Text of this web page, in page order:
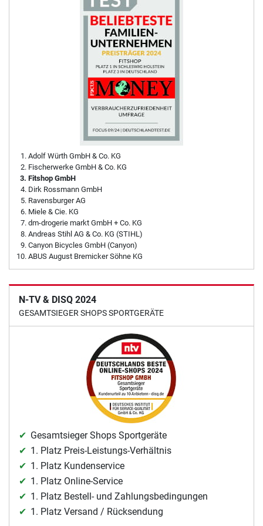
Adolf Würth GmbH & Co. KG
Fischerwerke GmbH & Co. KG
Fitshop GmbH
Dirk Rossmann GmbH
Ravensburger AG
Miele & Cie. KG
dm-drogerie markt GmbH + Co. KG
Andreas Stihl AG & Co. KG (STIHL)
Canyon Bicycles GmbH (Canyon)
ABUS August Bremicker Söhne KG
N-TV & DISQ 2024
GESAMTSIEGER SHOPS SPORTGERÄTE
Gesamtsieger Shops Sportgeräte
1. Platz Preis-Leistungs-Verhältnis
1. Platz Kundenservice
1. Platz Online-Service
1. Platz Bestell- und Zahlungsbedingungen
1. Platz Versand / Rücksendung